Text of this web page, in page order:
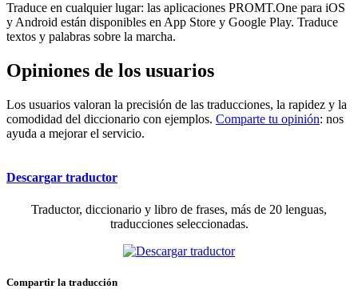
Traduce en cualquier lugar: las aplicaciones PROMT.One para iOS
y Android están disponibles en App Store y Google Play. Traduce
textos y palabras sobre la marcha.
Opiniones de los usuarios
Los usuarios valoran la precisión de las traducciones, la rapidez y la
comodidad del diccionario con ejemplos. Comparte tu opinión: nos
ayuda a mejorar el servicio.
Descargar traductor
Traductor, diccionario y libro de frases, más de 20 lenguas,
traducciones seleccionadas.
Compartir la traducción